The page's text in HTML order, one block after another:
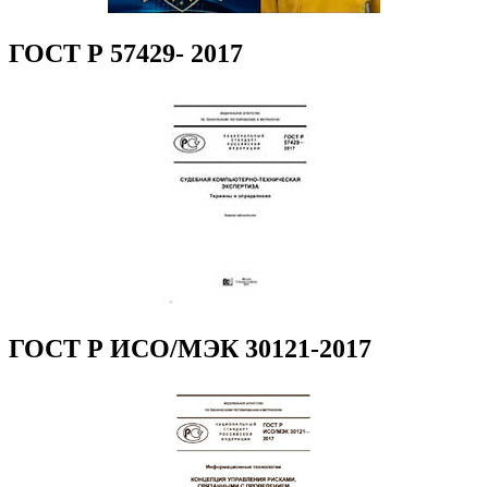
ГОСТ Р 57429- 2017
ГОСТ Р ИСО/МЭК 30121-2017